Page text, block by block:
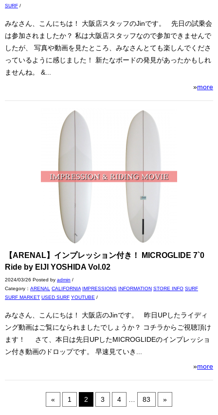
SURF /
みなさん、こんにちは！ 大阪店スタッフのJinです。 先日の試乗会
は参加されましたか？ 私は大阪店スタッフなので参加できませんで
したが、 写真や動画を見たところ、みなさんとても楽しんでくださ
っているように感じました！ 新たなボードの発見があったかもしれ
ませんね。 &...
»more
【ARENAL】インプレッション付き！ MICROGLIDE 7`0
Ride by EIJI YOSHIDA Vol.02
2024/03/26 Posted by admin /
Category： ARENAL CALIFORNIA IMPRESSIONS INFORMATION STORE INFO SURF
SURF MARKET USED SURF YOUTUBE /
みなさん、こんにちは！ 大阪店のJinです。 昨日UPしたライディ
ング動画はご覧になられましたでしょうか？ コチラからご視聴頂け
ます！ さて、本日は先日UPしたMICROGLIDEのインプレッショ
ン付き動画のドロップです。 早速見ていき...
»more
« 1 2 3 4 83 »